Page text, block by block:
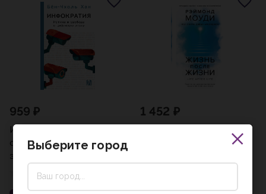
959 ₽
Инфократия. Истина и
свобода в цифровую
эпоху
0 отзывов
1 452 ₽
Выберите город